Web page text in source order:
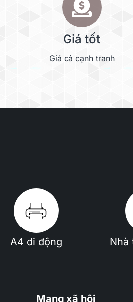
Giá tốt
Giá cả cạnh tranh
A4 di động Nhà
Mạng xã hội